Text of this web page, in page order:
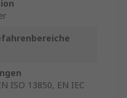
ISO 13850, EN IEC